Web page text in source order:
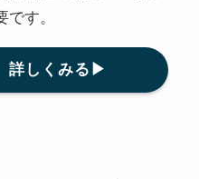
す。
詳しくみる▶